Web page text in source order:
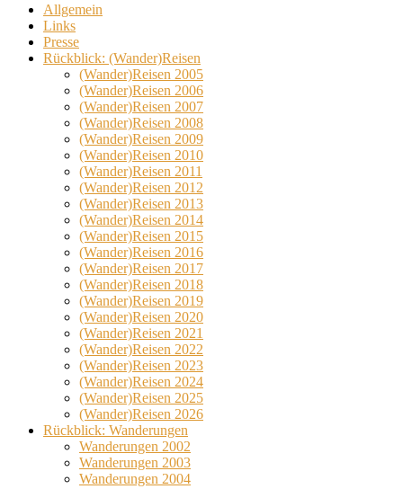
Allgemein
Links
Presse
Rückblick: (Wander)Reisen
(Wander)Reisen 2005
(Wander)Reisen 2006
(Wander)Reisen 2007
(Wander)Reisen 2008
(Wander)Reisen 2009
(Wander)Reisen 2010
(Wander)Reisen 2011
(Wander)Reisen 2012
(Wander)Reisen 2013
(Wander)Reisen 2014
(Wander)Reisen 2015
(Wander)Reisen 2016
(Wander)Reisen 2017
(Wander)Reisen 2018
(Wander)Reisen 2019
(Wander)Reisen 2020
(Wander)Reisen 2021
(Wander)Reisen 2022
(Wander)Reisen 2023
(Wander)Reisen 2024
(Wander)Reisen 2025
(Wander)Reisen 2026
Rückblick: Wanderungen
Wanderungen 2002
Wanderungen 2003
Wanderungen 2004